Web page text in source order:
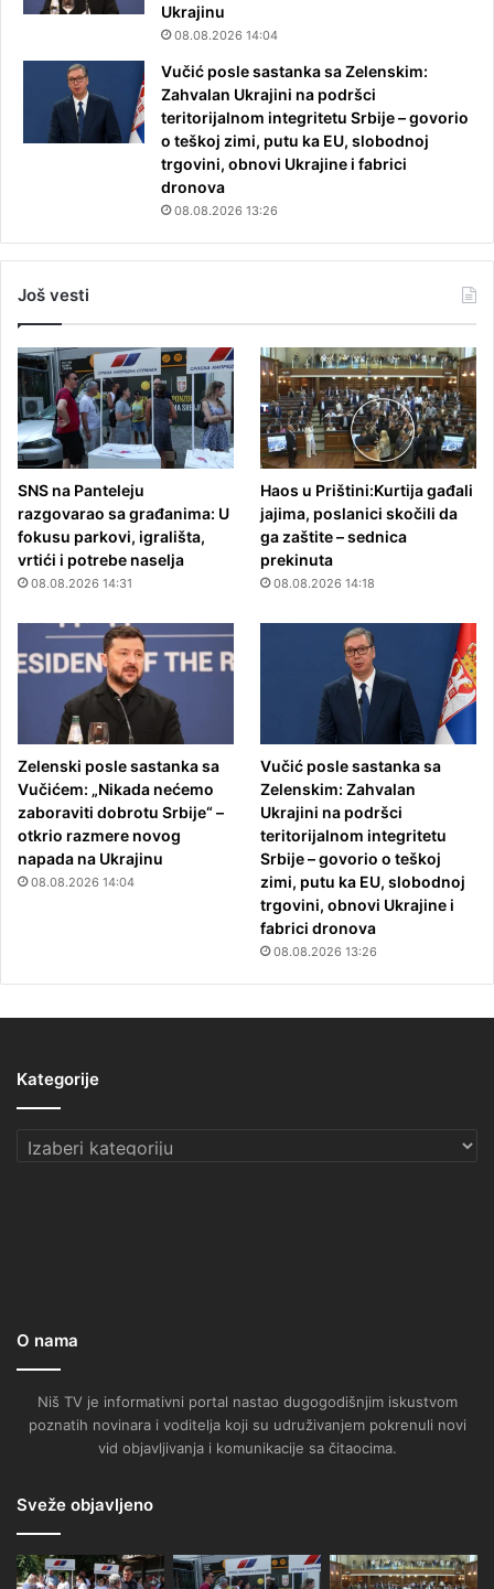
Ukrajinu
08.08.2026 14:04
Vučić posle sastanka sa Zelenskim:
Zahvalan Ukrajini na podršci
teritorijalnom integritetu Srbije – govorio
o teškoj zimi, putu ka EU, slobodnoj
trgovini, obnovi Ukrajine i fabrici
dronova
08.08.2026 13:26
Još vesti
SNS na Panteleju
razgovarao sa građanima: U
fokusu parkovi, igrališta,
vrtići i potrebe naselja
08.08.2026 14:31
Haos u Prištini:Kurtija gađali
jajima, poslanici skočili da
ga zaštite – sednica
prekinuta
08.08.2026 14:18
Zelenski posle sastanka sa
Vučićem: „Nikada nećemo
zaboraviti dobrotu Srbije“ –
otkrio razmere novog
napada na Ukrajinu
08.08.2026 14:04
Vučić posle sastanka sa
Zelenskim: Zahvalan
Ukrajini na podršci
teritorijalnom integritetu
Srbije – govorio o teškoj
zimi, putu ka EU, slobodnoj
trgovini, obnovi Ukrajine i
fabrici dronova
08.08.2026 13:26
Kategorije
Kategorije
O nama
Niš TV je informativni portal nastao dugogodišnjim iskustvom
poznatih novinara i voditelja koji su udruživanjem pokrenuli novi
vid objavljivanja i komunikacije sa čitaocima.
Sveže objavljeno